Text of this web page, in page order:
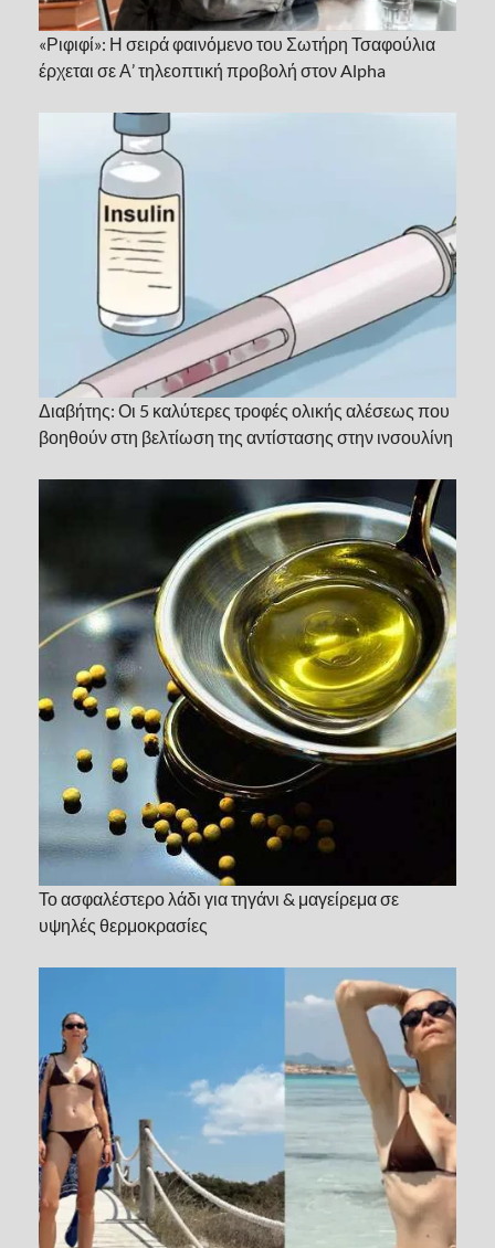
«Ριφιφί»: Η σειρά φαινόμενο του Σωτήρη Τσαφούλια
έρχεται σε Α’ τηλεοπτική προβολή στον Alpha
Διαβήτης: Οι 5 καλύτερες τροφές ολικής αλέσεως που
βοηθούν στη βελτίωση της αντίστασης στην ινσουλίνη
Το ασφαλέστερο λάδι για τηγάνι & μαγείρεμα σε
υψηλές θερμοκρασίες